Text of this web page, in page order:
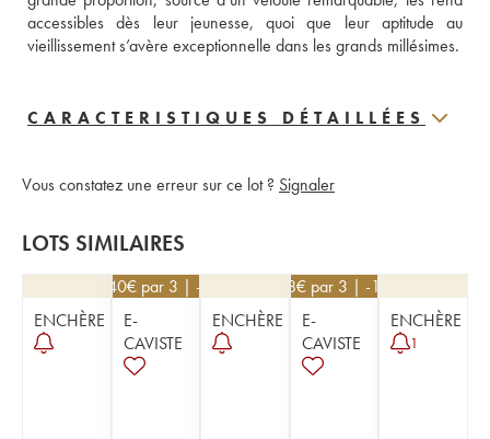
accessibles dès leur jeunesse, quoi que leur aptitude au
vieillissement s’avère exceptionnelle dans les grands millésimes.
CARACTERISTIQUES DÉTAILLÉES
Vous constatez une erreur sur ce lot ? Signaler
LOTS SIMILAIRES
ENCHÈRE
113,40€ par 3 | -10%
E-
CAVISTE
ENCHÈRE
108€ par 3 | -10%
E-
CAVISTE
ENCHÈRE
1